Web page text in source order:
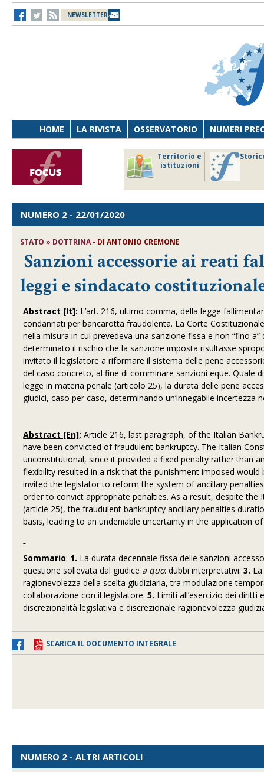
NEWSLETTER
HOME LA RIVISTA OSSERVATORIO NUMERI
Territorio e
istituzioni
NUMERO 2 - 22/01/2020
STATO » DOTTRINA - DIANTONIO CREMONE
Sanzioni accessorie ai reati
leggi e sindacato
Abstract [It]: L’art. 216, ultimo comma, della legge
condannati per bancarotta fraudolenta. La Corte
nella misura in cui prevedeva una sanzione fissa e non “fino
determinato il rischio che la sanzione imposta risultasse
invitato il legislatore a riformare il sistema delle pene
del caso concreto, al fine di comminare sanzioni eque. Quale
legge in materia penale (articolo 25), la durata delle pene
giudici, caso per caso, determinando un’innegabile incertezza
Abstract [En]:Article 216, last paragraph, of the Italian
have been convicted of fraudulent bankruptcy. The Italian
unconstitutional, since it provided a fixed penalty rather than
flexibility resulted in a risk that the punishment imposed
invited the legislator to reform the system of ancillary
order to convict appropriate penalties. As a result, despite
(article 25), the fraudulent bankruptcy ancillary penalties
basis, leading to an undeniable uncertainty in the application
Sommario: 1. La durata decennale fissa delle sanzioni
questione sollevata dal giudice a quo: dubbi interpretativi.3.
ragionevolezza della scelta giudiziaria, tra modulazione
collaborazione con il legislatore.5. Limiti all’esercizio dei
discrezionalità legislativa e discrezionale ragionevolezza
SCARICA IL DOCUMENTO INTEGRALE
NUMERO 2 - ALTRI ARTICOLI